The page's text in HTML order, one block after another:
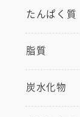
たんぱく質
脂質
炭水化物